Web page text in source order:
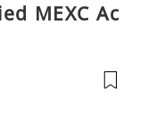
MEXC Ac